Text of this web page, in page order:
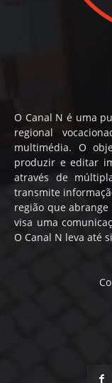
O Canal N é uma
regional
multimédia. O
produzir e editar
através de
transmite
região que abrange
visa uma
O Canal N leva até